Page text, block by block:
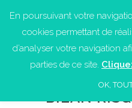
BILAN
En poursuivant votre
cookies permettant de
d’analyser votre navigation
parties de ce site.
OK,